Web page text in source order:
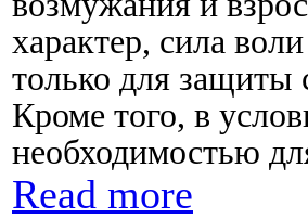
характер, сила
только для
Кроме того, в
необходимостью
Read more